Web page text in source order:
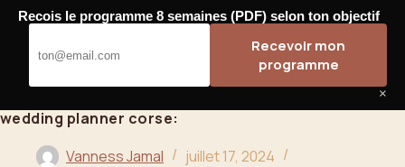
Passer
contenu
Bahoo
wedding planner corse:
Vanness Jamal
juillet 17, 2024
Recois le programme 8 semaines (PDF) selon ton objectif
Recevoir mon
programme
×